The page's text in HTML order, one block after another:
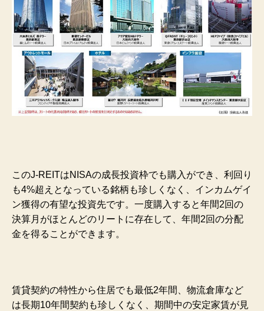
このJ-REITはNISAの成長投資枠でも購入ができ、利回り
も4%超えとなっている銘柄も珍しくなく、インカムゲイ
ン獲得の有望な投資先です。一度購入すると年間2回の
決算月がほとんどのリートに存在して、年間2回の分配
金を得ることができます。
賃貸契約の特性から住居でも最低2年間、物流倉庫など
は長期10年間契約も珍しくなく、期間中の安定家賃が見